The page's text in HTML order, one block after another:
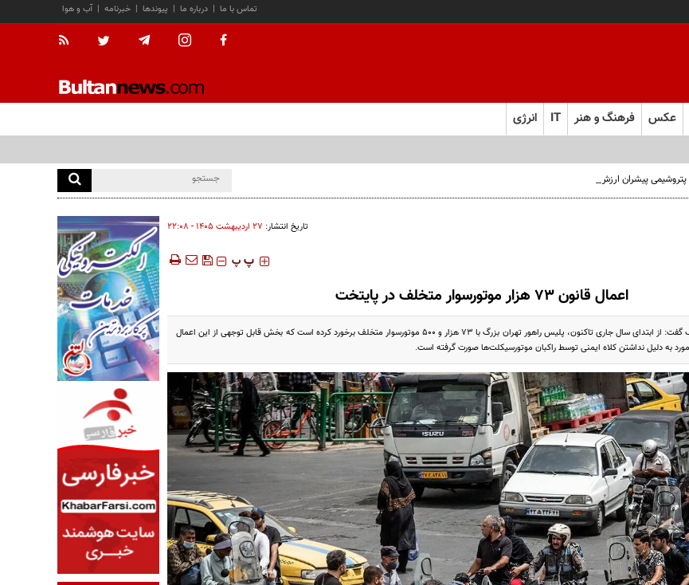
آب و هوا | خبرنامه | پیوندها | درباره ما | تماس با ما
عکس فرهنگ و هنر IT انرژی
تاریخ انتشار: ۲۷ ارديبهشت ۱۴۰۵ - ۲۲:۰۸
‍‍‍ پ پ
اعمال قانون ۷۳ هزار موتورسوار متخلف در پایتخت
رئیس پلیس راهور تهران بزرگ گفت: از ابتدای سال جاری تاکنون، پلیس راهور تهران بزرگ با ۷۳ هزار و ۵۰۰ موتورسوار متخلف برخورد کرده است که بخش قابل توجهی از این اعمال